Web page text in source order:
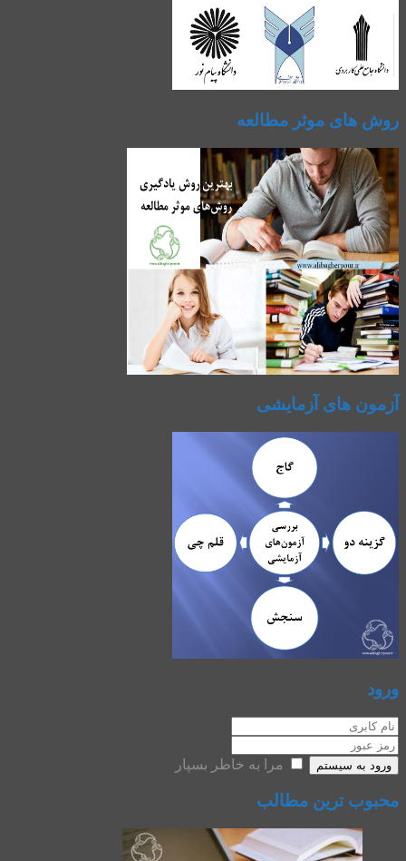
روش های موثر مطالعه
آزمون های آزمایشی
ورود
ورود به سیستم مرا به خاطر بسپار
محبوب ترین مطالب